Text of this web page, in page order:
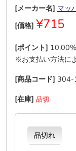
[メーカー名] マッ
[価格] ¥715
[ポイント]
※お支払い方法に
[商品コード] 304-
[在庫] 品切
品切れ